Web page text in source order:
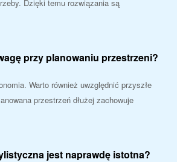
Dzięki temu rozwiązania są
przy planowaniu przestrzeni?
Warto również uwzględnić przyszłe
przestrzeń dłużej zachowuje
jest naprawdę istotna?